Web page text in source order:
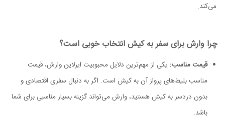
می‌کند.
چرا وارش برای سفر به کیش انتخاب خوبی است؟
قیمت مناسب: یکی از مهم‌ترین دلایل محبوبیت ایرلاین وارش، قیمت
مناسب بلیط‌های پرواز آن به کیش است. اگر به دنبال سفری اقتصادی و
بدون دردسر به کیش هستید، وارش می‌تواند گزینه بسیار مناسبی برای شما
باشد.